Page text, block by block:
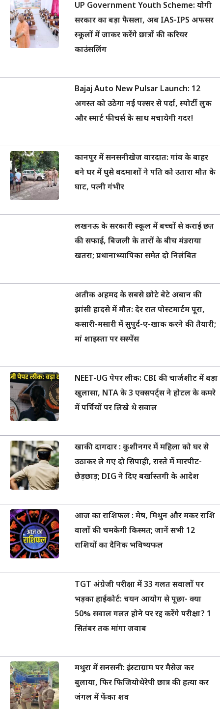
UP Government Youth Scheme: योगी
सरकार का बड़ा फैसला, अब IAS-IPS अफसर
स्कूलों में जाकर करेंगे छात्रों की करियर
काउंसलिंग
Bajaj Auto New Pulsar Launch: 12
अगस्त को उठेगा नई पल्सर से पर्दा, स्पोर्टी लुक
और स्मार्ट फीचर्स के साथ मचायेगी गदर!
कानपुर में सनसनीखेज वारदात: गांव के बाहर
बने घर में घुसे बदमाशों ने पति को उतारा मौत के
घाट, पत्नी गंभीर
लखनऊ के सरकारी स्कूल में बच्चों से कराई छत
की सफाई, बिजली के तारों के बीच मंडराया
खतरा; प्रधानाध्यापिका समेत दो निलंबित
अतीक अहमद के सबसे छोटे बेटे अबान की
झांसी हादसे में मौत: देर रात पोस्टमार्टम पूरा,
कसारी-मसारी में सुपुर्द-ए-खाक करने की तैयारी;
मां शाइस्ता पर सस्पेंस
NEET-UG पेपर लीक: CBI की चार्जशीट में बड़ा
खुलासा, NTA के 3 एक्सपर्ट्स ने होटल के कमरे
में पर्चियों पर लिखे थे सवाल
खाकी दागदार : कुशीनगर में महिला को घर से
उठाकर ले गए दो सिपाही, रास्ते में मारपीट-
छेड़छाड़; DIG ने दिए बर्खास्तगी के आदेश
आज का राशिफल : मेष, मिथुन और मकर राशि
वालों की चमकेगी किस्मत; जानें सभी 12
राशियों का दैनिक भविष्यफल
TGT अंग्रेजी परीक्षा में 33 गलत सवालों पर
भड़का हाईकोर्ट: चयन आयोग से पूछा- क्या
50% सवाल गलत होने पर रद्द करेंगे परीक्षा? 1
सितंबर तक मांगा जवाब
मथुरा में सनसनी: इंस्टाग्राम पर मैसेज कर
बुलाया, फिर फिजियोथेरेपी छात्र की हत्या कर
जंगल में फेंका शव